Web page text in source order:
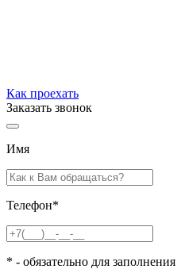
Как проехать
Заказать звонок
Имя
Телефон*
* - обязательно для заполнения